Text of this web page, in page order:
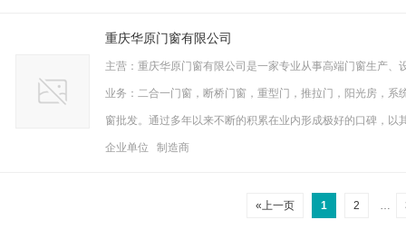
重庆华原门窗有限公司
主营：重庆华原门窗有限公司是一家专业从事高端门窗生产
业务：二合一门窗，断桥门窗，重型门，推拉门，阳光房，
窗批发。通过多年以来不断的积累在业内形成极好的口碑，
企业单位 制造商
«上一页 1 2 …